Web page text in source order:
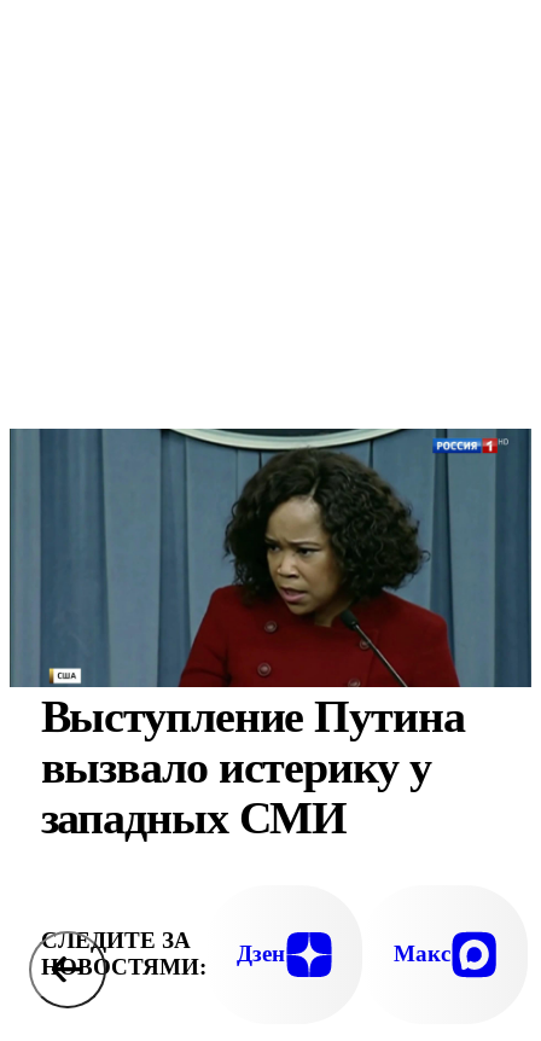
Выступление Путина
вызвало истерику у
западных СМИ
СЛЕДИТЕ ЗА
НОВОСТЯМИ:
Дзен Макс